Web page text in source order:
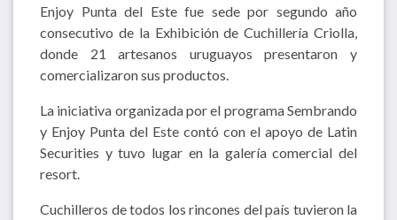
Enjoy Punta del Este fue sede por segundo año
consecutivo de la Exhibición de Cuchillería Criolla,
donde 21 artesanos uruguayos presentaron y
comercializaron sus productos.
La iniciativa organizada por el programa Sembrando
y Enjoy Punta del Este contó con el apoyo de Latin
Securities y tuvo lugar en la galería comercial del
resort.
Cuchilleros de todos los rincones del país tuvieron la